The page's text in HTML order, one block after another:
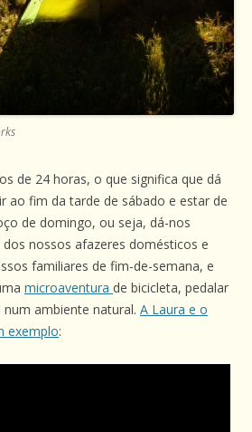
de 24 horas, o que significa que dá
ao fim da tarde de sábado e estar de
de domingo, ou seja, dá-nos
nossos afazeres domésticos e
familiares de fim-de-semana, e
microaventura de bicicleta, pedalar
ambiente natural. A Laura e o
exemplo: